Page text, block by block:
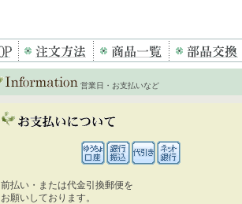
営業日・お支払いなど
前払い・または代金引換郵便を
お願いしております。